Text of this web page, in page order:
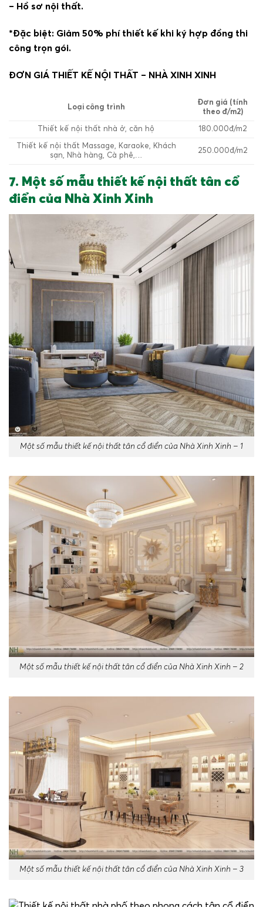
– Hồ sơ nội thất.
*Đặc biệt: Giảm 50% phí thiết kế khi ký hợp đồng thi
công trọn gói.
ĐƠN GIÁ THIẾT KẾ NỘI THẤT – NHÀ XINH XINH
Loại công trình
Đơn giá (tính
theo đ/m2)
Thiết kế nội thất nhà ở, căn hộ 180.000đ/m2
Thiết kế nội thất Massage, Karaoke, Khách
sạn, Nhà hàng, Cà phê,…
250.000đ/m2
7. Một số mẫu thiết kế nội thất tân cổ
điển của Nhà Xinh Xinh
Một số mẫu thiết kế nội thất tân cổ điển của Nhà Xinh Xinh – 1
Một số mẫu thiết kế nội thất tân cổ điển của Nhà Xinh Xinh – 2
Một số mẫu thiết kế nội thất tân cổ điển của Nhà Xinh Xinh – 3